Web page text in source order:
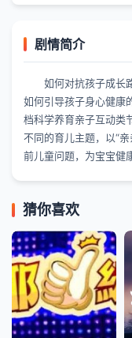
剧情简介
如何对抗孩子成长
如何引导孩子身心健康
档科学养育亲子互动
不同的育儿主题，以“
前儿童问题，为宝宝健
猜你喜欢